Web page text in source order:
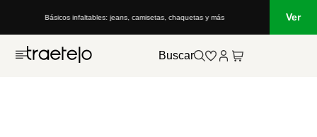
Básicos infaltables: jeans, camisetas, chaquetas y más Ver
Buscar